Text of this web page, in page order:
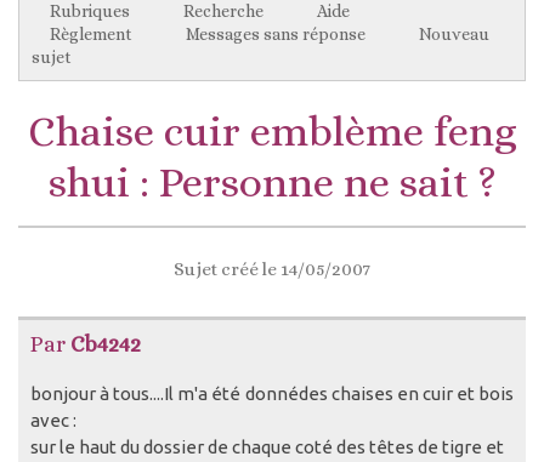
Rubriques Recherche
Aide
Règlement
Messages sans réponse
Nouveau
sujet
Chaise cuir emblème feng
shui : Personne ne sait ?
Sujet créé le 14/05/2007
Par Cb4242
bonjour à tous....Il m'a été donnédes chaises en cuir et bois
avec :
sur le haut du dossier de chaque coté des têtes de tigre et